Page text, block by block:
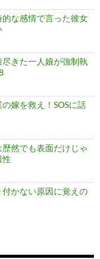
な感情で言った彼女
きた一人娘が強制執
嫁を救え！SOSに話
然でも表面だけじゃ
性
かない原因に覚えの